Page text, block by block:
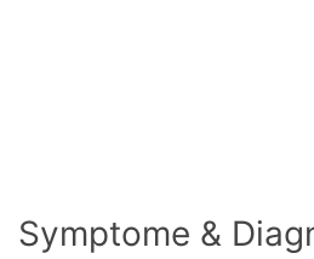
Symptome &